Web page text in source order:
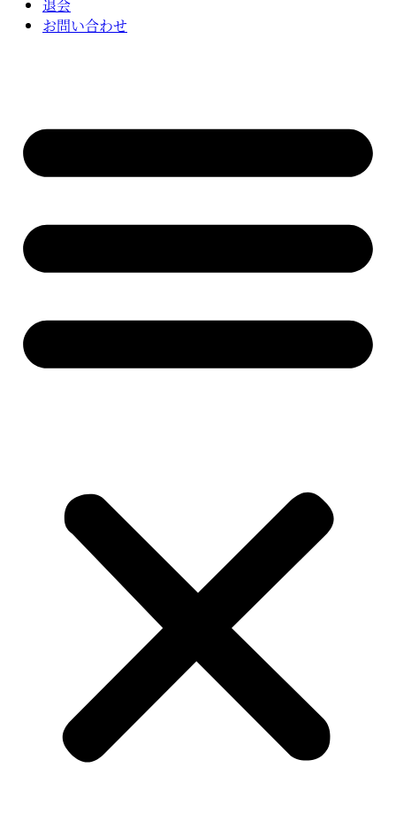
退会
お問い合わせ